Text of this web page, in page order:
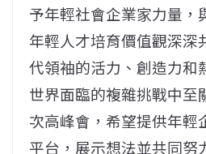
予年輕社會企業家力量，
年輕人才培育價值觀深深
代領袖的活力、創造力和
世界面臨的複雜挑戰中至
次高峰會，希望提供年輕
平台，展示想法並共同努